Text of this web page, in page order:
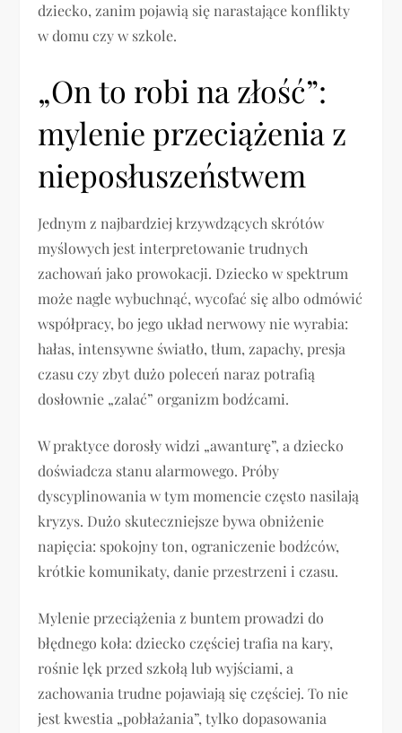
dziecko, zanim pojawią się narastające konflikty
w domu czy w szkole.
„On to robi na złość”:
mylenie przeciążenia z
nieposłuszeństwem
Jednym z najbardziej krzywdzących skrótów
myślowych jest interpretowanie trudnych
zachowań jako prowokacji. Dziecko w spektrum
może nagle wybuchnąć, wycofać się albo odmówić
współpracy, bo jego układ nerwowy nie wyrabia:
hałas, intensywne światło, tłum, zapachy, presja
czasu czy zbyt dużo poleceń naraz potrafią
dosłownie „zalać” organizm bodźcami.
W praktyce dorosły widzi „awanturę”, a dziecko
doświadcza stanu alarmowego. Próby
dyscyplinowania w tym momencie często nasilają
kryzys. Dużo skuteczniejsze bywa obniżenie
napięcia: spokojny ton, ograniczenie bodźców,
krótkie komunikaty, danie przestrzeni i czasu.
Mylenie przeciążenia z buntem prowadzi do
błędnego koła: dziecko częściej trafia na kary,
rośnie lęk przed szkołą lub wyjściami, a
zachowania trudne pojawiają się częściej. To nie
jest kwestia „pobłażania”, tylko dopasowania